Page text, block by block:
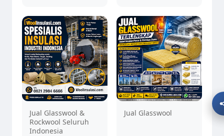
Jual Glasswool &
Rockwool Seluruh
Indonesia
Jual Glasswool